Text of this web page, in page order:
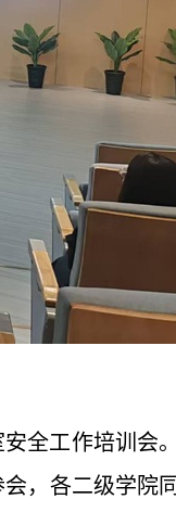
全工作培训会
，各二级学院